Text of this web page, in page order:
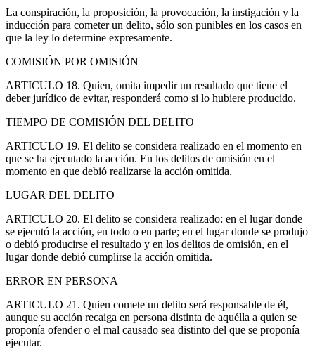
La conspiración, la proposición, la provocación, la instigación y la
inducción para cometer un delito, sólo son punibles en los casos en
que la ley lo determine expresamente.
COMISIÓN POR OMISIÓN
ARTICULO 18. Quien, omita impedir un resultado que tiene el
deber jurídico de evitar, responderá como si lo hubiere producido.
TIEMPO DE COMISIÓN DEL DELITO
ARTICULO 19. El delito se considera realizado en el momento en
que se ha ejecutado la acción. En los delitos de omisión en el
momento en que debió realizarse la acción omitida.
LUGAR DEL DELITO
ARTICULO 20. El delito se considera realizado: en el lugar donde
se ejecutó la acción, en todo o en parte; en el lugar donde se produjo
o debió producirse el resultado y en los delitos de omisión, en el
lugar donde debió cumplirse la acción omitida.
ERROR EN PERSONA
ARTICULO 21. Quien comete un delito será responsable de él,
aunque su acción recaiga en persona distinta de aquélla a quien se
proponía ofender o el mal causado sea distinto del que se proponía
ejecutar.